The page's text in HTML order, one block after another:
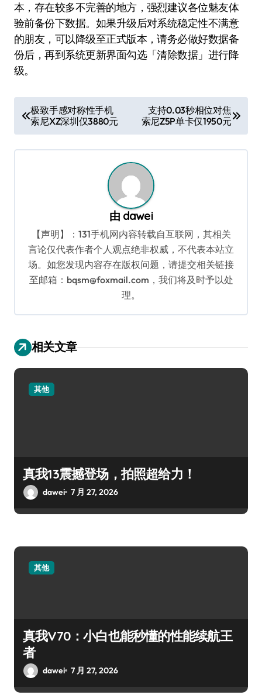
本，存在较多不完善的地方，强烈建议各位魅友体
验前备份下数据。如果升级后对系统稳定性不满意
的朋友，可以降级至正式版本，请务必做好数据备
份后，再到系统更新界面勾选「清除数据」进行降
级。
章
导
极致手感对称性手机
索尼XZ深圳仅3880元
支持0.03秒相位对焦
索尼Z5P单卡仅1950元
由 dawei
【声明】：131手机网内容转载自互联网，其相关
言论仅代表作者个人观点绝非权威，不代表本站立
场。如您发现内容存在版权问题，请提交相关链接
至邮箱：bqsm@foxmail.com，我们将及时予以处
理。
相关文章
其他
真我13震撼登场，拍照超给力！
dawei 7 月 27, 2026
其他
真我V70：小白也能秒懂的性能续航王
者
dawei 7 月 27, 2026